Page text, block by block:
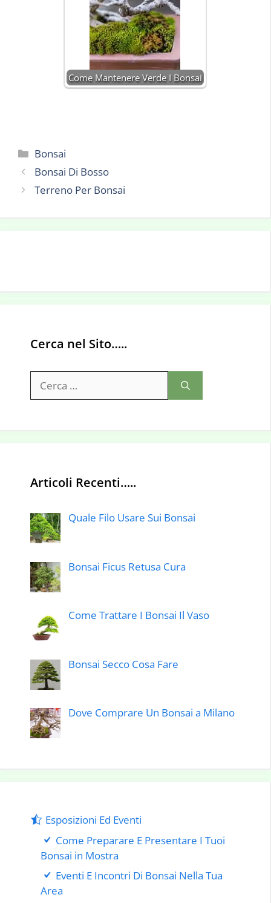
Come Mantenere Verde I Bonsai
Categorie
Bonsai
Bonsai Di Bosso
Terreno Per Bonsai
Cerca nel Sito…..
per:
Articoli Recenti…..
Quale Filo Usare Sui Bonsai
Bonsai Ficus Retusa Cura
Come Trattare I Bonsai Il Vaso
Bonsai Secco Cosa Fare
Dove Comprare Un Bonsai a Milano
Esposizioni Ed Eventi
Come Preparare E Presentare I Tuoi
Bonsai in Mostra
Eventi E Incontri Di Bonsai Nella Tua
Area